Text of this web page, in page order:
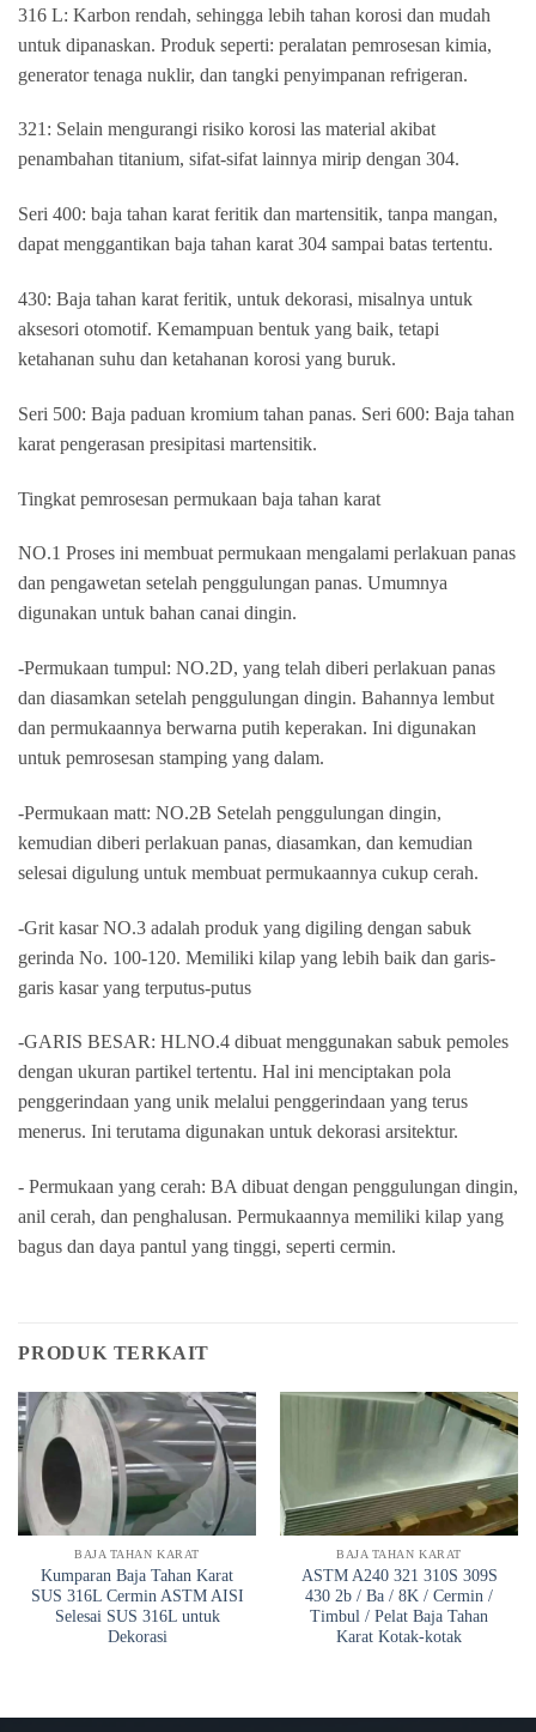
316 L: Karbon rendah, sehingga lebih tahan korosi dan mudah
untuk dipanaskan. Produk seperti: peralatan pemrosesan kimia,
generator tenaga nuklir, dan tangki penyimpanan refrigeran.
321: Selain mengurangi risiko korosi las material akibat
penambahan titanium, sifat-sifat lainnya mirip dengan 304.
Seri 400: baja tahan karat feritik dan martensitik, tanpa mangan,
dapat menggantikan baja tahan karat 304 sampai batas tertentu.
430: Baja tahan karat feritik, untuk dekorasi, misalnya untuk
aksesori otomotif. Kemampuan bentuk yang baik, tetapi
ketahanan suhu dan ketahanan korosi yang buruk.
Seri 500: Baja paduan kromium tahan panas. Seri 600: Baja tahan
karat pengerasan presipitasi martensitik.
Tingkat pemrosesan permukaan baja tahan karat
NO.1 Proses ini membuat permukaan mengalami perlakuan panas
dan pengawetan setelah penggulungan panas. Umumnya
digunakan untuk bahan canai dingin.
-Permukaan tumpul: NO.2D, yang telah diberi perlakuan panas
dan diasamkan setelah penggulungan dingin. Bahannya lembut
dan permukaannya berwarna putih keperakan. Ini digunakan
untuk pemrosesan stamping yang dalam.
-Permukaan matt: NO.2B Setelah penggulungan dingin,
kemudian diberi perlakuan panas, diasamkan, dan kemudian
selesai digulung untuk membuat permukaannya cukup cerah.
-Grit kasar NO.3 adalah produk yang digiling dengan sabuk
gerinda No. 100-120. Memiliki kilap yang lebih baik dan garis-
garis kasar yang terputus-putus
-GARIS BESAR: HLNO.4 dibuat menggunakan sabuk pemoles
dengan ukuran partikel tertentu. Hal ini menciptakan pola
penggerindaan yang unik melalui penggerindaan yang terus
menerus. Ini terutama digunakan untuk dekorasi arsitektur.
- Permukaan yang cerah: BA dibuat dengan penggulungan dingin,
anil cerah, dan penghalusan. Permukaannya memiliki kilap yang
bagus dan daya pantul yang tinggi, seperti cermin.
PRODUK TERKAIT
BAJA TAHAN KARAT
Kumparan Baja Tahan Karat
SUS 316L Cermin ASTM AISI
Selesai SUS 316L untuk
Dekorasi
BAJA TAHAN KARAT
ASTM A240 321 310S 309S
430 2b / Ba / 8K / Cermin /
Timbul / Pelat Baja Tahan
Karat Kotak-kotak